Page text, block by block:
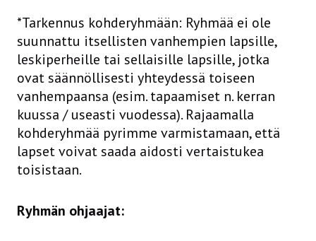
*Tarkennus kohderyhmään: Ryhmää ei ole
suunnattu itsellisten vanhempien lapsille,
leskiperheille tai sellaisille lapsille, jotka
ovat säännöllisesti yhteydessä toiseen
vanhempaansa (esim. tapaamiset n. kerran
kuussa / useasti vuodessa). Rajaamalla
kohderyhmää pyrimme varmistamaan, että
lapset voivat saada aidosti vertaistukea
toisistaan.
Ryhmän ohjaajat: